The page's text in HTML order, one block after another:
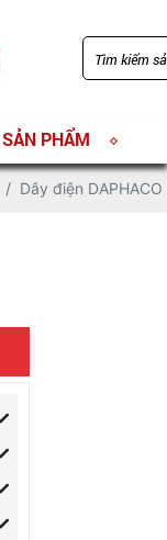
SẢN PHẨM
Dây điện DAPHACO